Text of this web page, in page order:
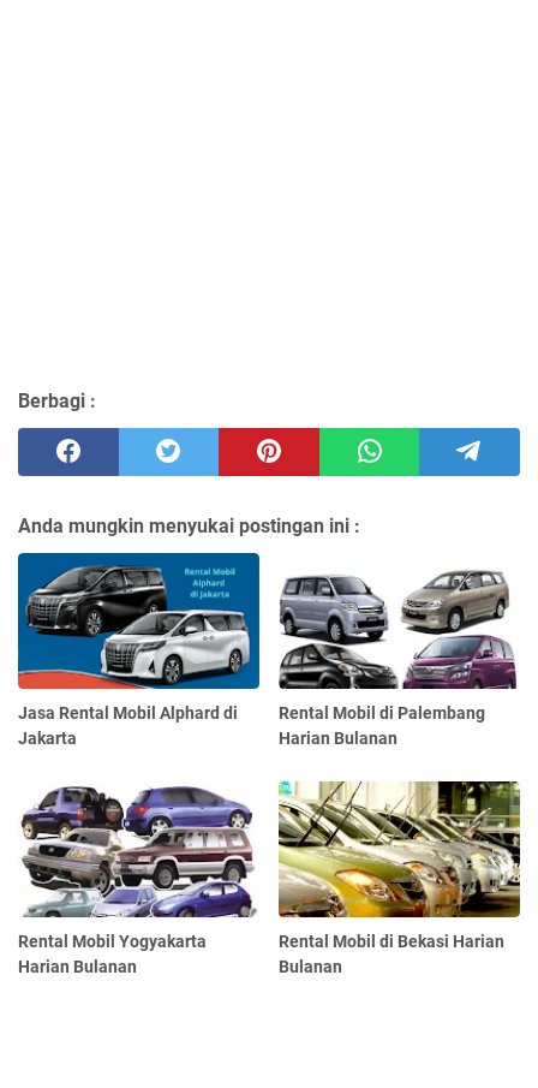
Berbagi :
Anda mungkin menyukai postingan ini :
Jasa Rental Mobil Alphard di
Jakarta
Rental Mobil di Palembang
Harian Bulanan
Rental Mobil Yogyakarta
Harian Bulanan
Rental Mobil di Bekasi Harian
Bulanan